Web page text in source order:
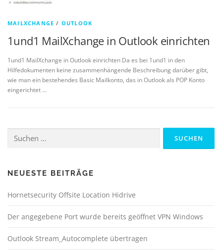
MAILXCHANGE / OUTLOOK
1und1 MailXchange in Outlook einrichten
1und1 MailXchange in Outlook einrichten Da es bei 1und1 in den
Hilfedokumenten keine zusammenhängende Beschreibung darüber gibt,
wie man ein bestehendes Basic Mailkonto, das in Outlook als POP Konto
eingerichtet …
nach:
NEUESTE BEITRÄGE
Hornetsecurity Offsite Location Hidrive
Der angegebene Port wurde bereits geöffnet VPN Windows
Outlook Stream_Autocomplete übertragen